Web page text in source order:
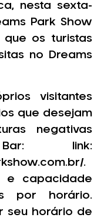
nesta sexta-
Park Show
que os turistas
no Dreams
visitantes
que desejam
negativas
link:
.
e capacidade
por horário.
seu horário de